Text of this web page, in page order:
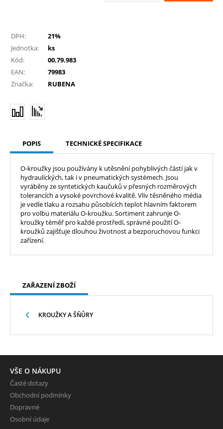
DPH:
21%
Jednotka:
ks
Kód:
00.79.983
EAN:
79983
Značka:
RUBENA
POPIS TECHNICKÉ SPECIFIKACE
O-kroužky jsou používány k utěsnění pohyblivých částí jak v
hydraulických, tak i v pneumatických systémech. Jsou
vyráběny ze syntetických kaučuků v přesných rozměrových
tolerancích a vysoké povrchové kvalitě. Vliv těsněného média
je vedle tlaku a rozsahu působících teplot hlavním faktorem
pro volbu materiálu O-kroužku. Sortiment zahrunje O-
kroužky téměř pro každé prostředí, správné použití O-
kroužků zajišťuje dlouhou životnost a bezporuchovou funkci
zařízení.
ZAŘAZENÍ ZBOŽÍ
KROUŽKY A ŠŇŮRY
VŠE O NÁKUPU
Časté dotazy
Obchodní podmínky
Dopravné
Osobní údaje